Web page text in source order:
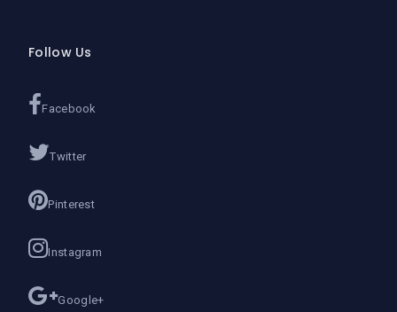
Follow Us
Facebook
Twitter
Pinterest
Instagram
Google+